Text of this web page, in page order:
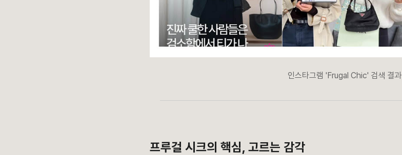
인스타그램 'Frugal Chic' 검색 결과
프루걸 시크의 핵심, 고르는 감각